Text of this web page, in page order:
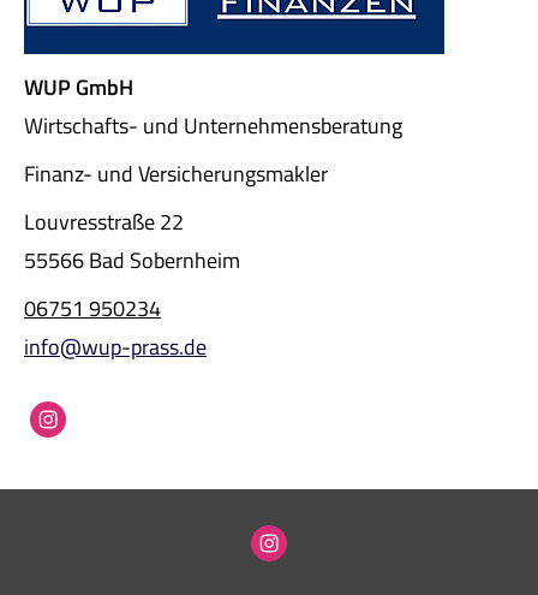
WUP GmbH
Wirtschafts- und Unternehmensberatung
Finanz- und Ver­sicherungs­makler
Louvresstraße 22
55566 Bad Sobernheim
06751 950234
info@wup-prass.de